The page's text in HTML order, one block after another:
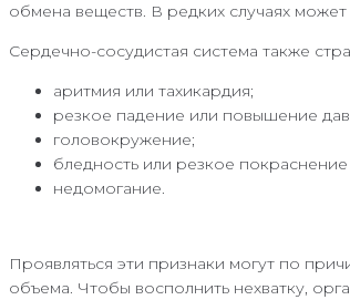
обмена веществ. В редких случаях
Сердечно-сосудистая система также
аритмия или тахикардия;
резкое падение или повышение
головокружение;
бледность или резкое
недомогание.
Проявляться эти признаки могут по
объема. Чтобы восполнить нехватку,